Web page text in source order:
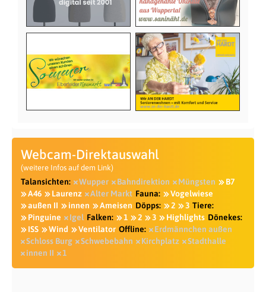
Webcam-Direktauswahl
(weitere Infos auf dem Link)
Talansichten: Wupper Bahndirektion Müngsten
B7
A46
Laurenz Alter Markt Fauna:
Vogelwiese
außen II
innen Ameisen Döpps: 2 3 Tiere:
Pinguine
Igel Falken: 1 2 3 Highlights Dönekes:
ISS
Wind Ventilator Offline:
Erdmännchen außen
Schloss Burg
Schwebebahn Kirchplatz
Stadthalle
innen II
1